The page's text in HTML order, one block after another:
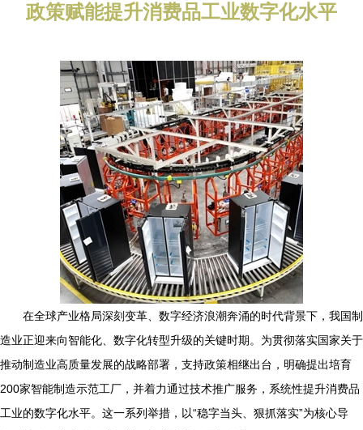
政策赋能提升消费品工业数字化水平
在全球产业格局深刻变革、数字经济浪潮奔涌的时代背景下，我国制
造业正迎来向智能化、数字化转型升级的关键时期。为贯彻落实国家关于
推动制造业高质量发展的战略部署，支持政策相继出台，明确提出培育
200家智能制造示范工厂，并着力通过技术推广服务，系统性提升消费品
工业的数字化水平。这一系列举措，以“稳字当头、狠抓落实”为核心导